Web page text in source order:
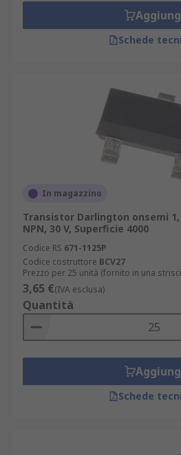
Schede
In magazzino
Transistor Darlington onsemi 1,
NPN, 30 V, Superficie 4000
Codice RS 671-1125P
Codice costruttore BCV27
Prezzo per 25 unità (fornito in una
3,65 €(IVA esclusa)
Quantità
Schede